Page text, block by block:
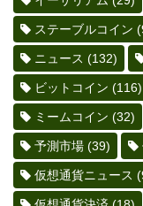
ステーブルコイン
ニュース (132)
ビットコイン (116)
ミームコイン (32)
予測市場 (39)
仮想通貨ニュース